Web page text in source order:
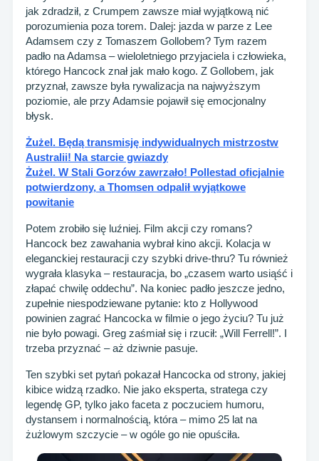
jak zdradził, z Crumpem zawsze miał wyjątkową nić
porozumienia poza torem. Dalej: jazda w parze z Lee
Adamsem czy z Tomaszem Gollobem? Tym razem
padło na Adamsa – wieloletniego przyjaciela i człowieka,
którego Hancock znał jak mało kogo. Z Gollobem, jak
przyznał, zawsze była rywalizacja na najwyższym
poziomie, ale przy Adamsie pojawił się emocjonalny
błysk.
Żużel. Będą transmisję indywidualnych mistrzostw
Australii! Na starcie gwiazdy
Żużel. W Stali Gorzów zawrzało! Pollestad oficjalnie
potwierdzony, a Thomsen odpalił wyjątkowe
powitanie
Potem zrobiło się luźniej. Film akcji czy romans?
Hancock bez zawahania wybrał kino akcji. Kolacja w
eleganckiej restauracji czy szybki drive-thru? Tu również
wygrała klasyka – restauracja, bo „czasem warto usiąść i
złapać chwilę oddechu”. Na koniec padło jeszcze jedno,
zupełnie niespodziewane pytanie: kto z Hollywood
powinien zagrać Hancocka w filmie o jego życiu? Tu już
nie było powagi. Greg zaśmiał się i rzucił: „Will Ferrell!”. I
trzeba przyznać – aż dziwnie pasuje.
Ten szybki set pytań pokazał Hancocka od strony, jakiej
kibice widzą rzadko. Nie jako eksperta, stratega czy
legendę GP, tylko jako faceta z poczuciem humoru,
dystansem i normalnością, która – mimo 25 lat na
żużlowym szczycie – w ogóle go nie opuściła.